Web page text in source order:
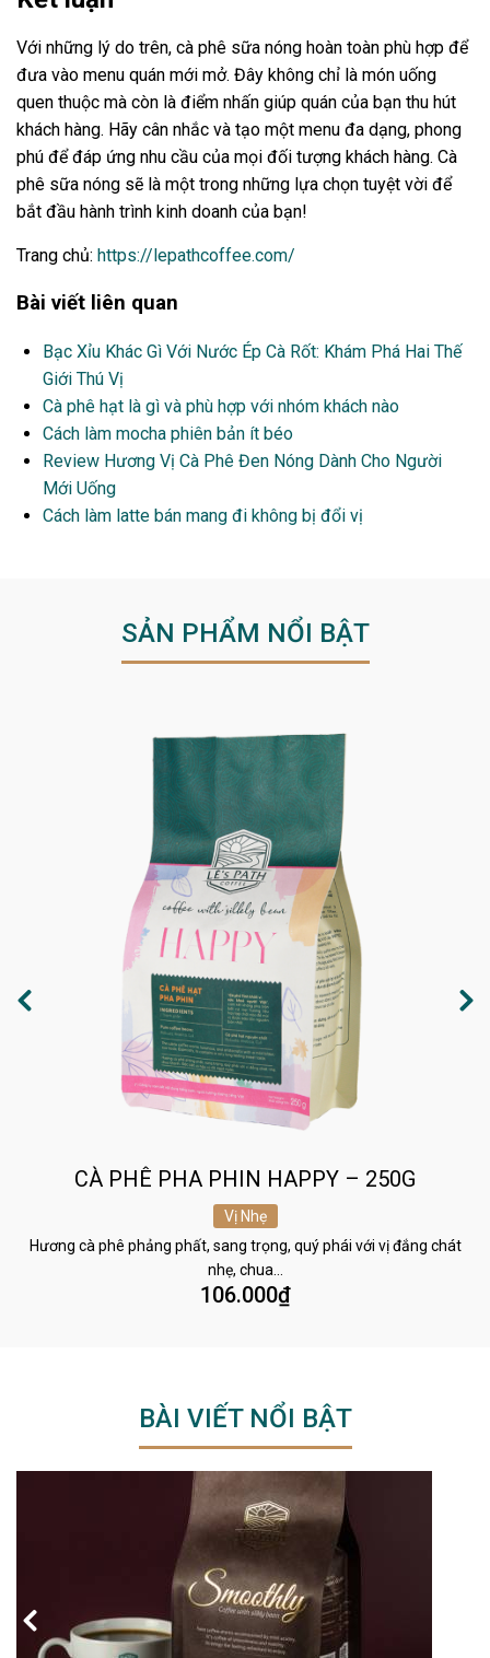
Với những lý do trên, cà phê sữa nóng hoàn toàn phù hợp để
đưa vào menu quán mới mở. Đây không chỉ là món uống
quen thuộc mà còn là điểm nhấn giúp quán của bạn thu hút
khách hàng. Hãy cân nhắc và tạo một menu đa dạng, phong
phú để đáp ứng nhu cầu của mọi đối tượng khách hàng. Cà
phê sữa nóng sẽ là một trong những lựa chọn tuyệt vời để
bắt đầu hành trình kinh doanh của bạn!
Trang chủ: https://lepathcoffee.com/
Bài viết liên quan
Bạc Xỉu Khác Gì Với Nước Ép Cà Rốt: Khám Phá Hai Thế
Giới Thú Vị
Cà phê hạt là gì và phù hợp với nhóm khách nào
Cách làm mocha phiên bản ít béo
Review Hương Vị Cà Phê Đen Nóng Dành Cho Người
Mới Uống
Cách làm latte bán mang đi không bị đổi vị
SẢN PHẨM NỔI BẬT
CÀ PHÊ PHA PHIN HAPPY – 250G
Vị Nhẹ
Hương cà phê phảng phất, sang trọng, quý phái với vị đắng chát
nhẹ, chua…
106.000₫
BÀI VIẾT NỔI BẬT